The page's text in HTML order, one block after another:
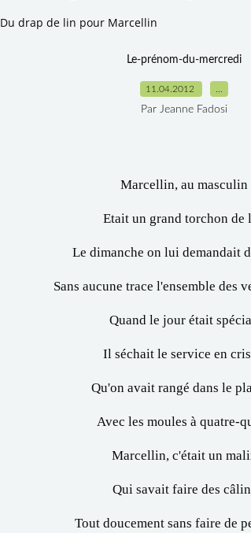
Du drap de lin pour Marcellin
Le-prénom-du-mercredi
11.04.2012
Par Jeanne Fadosi
Marcellin, au masculin
Etait un grand torchon de
Le dimanche on lui demandait
Sans aucune trace l'ensemble des
Quand le jour était
Il séchait le service en
Qu'on avait rangé dans le
Avec les moules à quatre-
Marcellin, c'était un
Qui savait faire des
Tout doucement sans faire de